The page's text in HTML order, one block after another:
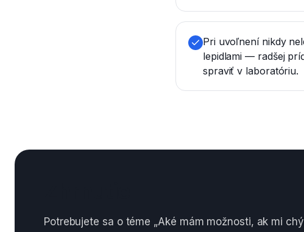
Pri uvoľnení nikdy
lepidlami — radšej
spraviť v laboratóriu.
Potrebujete sa o téme „Aké mám možnosti, ak mi